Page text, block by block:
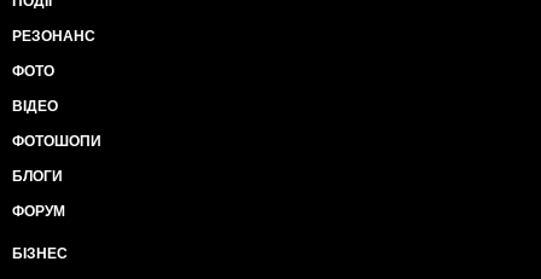
РЕЗОНАНС
ФОТО
ВІДЕО
ФОТОШОПИ
БЛОГИ
ФОРУМ
БІЗНЕС